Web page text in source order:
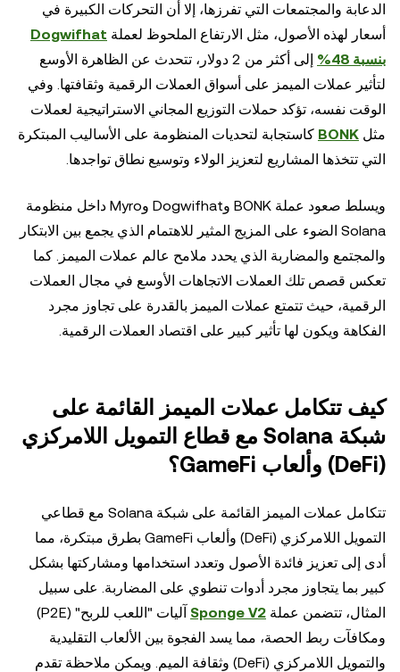
الدعابة والمجتمعات التي تفرزها، إلا أن التحركات الكبيرة في
أسعار لهذه الأصول، مثل الارتفاع الملحوظ لعملة Dogwifhat
بنسبة 48%
إلى أكثر من 2 دولار، تتحدث عن الظاهرة الأوسع
لتأثير عملات الميمز على أسواق العملات الرقمية وثقافتها. وفي
الوقت نفسه، تؤكد حملات التوزيع المجاني الاستراتيجية لعملات
مثل BONK كاستجابة لتحديات المنظومة على الأساليب المبتكرة
التي تتخذها المشاريع لتعزيز الولاء وتوسيع نطاق تواجدها.
ويسلط صعود عملة BONK وDogwifhat وMyro داخل منظومة
Solana الضوء على المزيج المثير للاهتمام الذي يجمع بين الابتكار
والمجتمع والمضاربة الذي يحدد ملامح عالم عملات الميمز. كما
تعكس قصص تلك العملات الاتجاهات الأوسع في مجال العملات
الرقمية، حيث تتمتع عملات الميمز بالقدرة على تجاوز مجرد
الفكاهة ويكون لها تأثير كبير على اقتصاد العملات الرقمية.
كيف تتكامل عملات الميمز القائمة على
شبكة Solana مع قطاع التمويل اللامركزي
(DeFi) وألعاب GameFi؟
تتكامل عملات الميمز القائمة على شبكة Solana مع قطاعي
التمويل اللامركزي (DeFi) وألعاب GameFi بطرق مبتكرة، مما
أدى إلى تعزيز فائدة الأصول وتعدد استخدامها ومشاركتها بشكل
كبير بما يتجاوز مجرد أدوات تنطوي على المضاربة. على سبيل
المثال، تتضمن عملة Sponge V2
آليات "اللعب للربح" (P2E)
ومكافآت ربط الحصة، مما يسد الفجوة بين الألعاب التقليدية
والتمويل اللامركزي (DeFi) وثقافة الميم. ويمكن ملاحظة تقدم